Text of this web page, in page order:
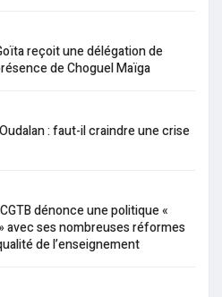
reçoit une délégation de
de Choguel Maïga
: faut-il craindre une crise
dénonce une politique «
avec ses nombreuses réformes
de l’enseignement